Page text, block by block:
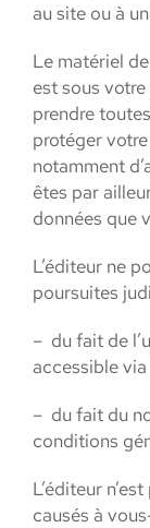
au site ou à
Le matériel
est sous
prendre
protéger
notamment
êtes par
données que
L’éditeur ne
poursuites
– du fait de
accessible
– du fait du
conditions
L’éditeur
causés à